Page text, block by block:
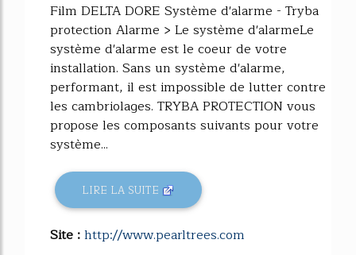
Film DELTA DORE Système d'alarme - Tryba
protection Alarme > Le système d'alarmeLe
système d'alarme est le coeur de votre
installation. Sans un système d'alarme,
performant, il est impossible de lutter contre
les cambriolages. TRYBA PROTECTION vous
propose les composants suivants pour votre
système...
LIRE LA SUITE
Site :http://www.pearltrees.com